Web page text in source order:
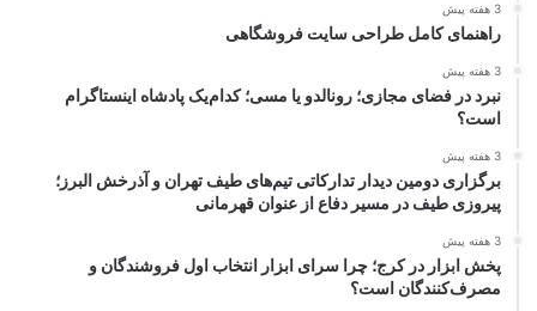
3 هفته پیش
راهنمای کامل طراحی سایت فروشگاهی
3 هفته پیش
نبرد در فضای مجازی؛ رونالدو یا مسی؛ کدام‌یک پادشاه اینستاگرام
است؟
3 هفته پیش
برگزاری دومین دیدار تدارکاتی تیم‌های طیف تهران و آذرخش البرز؛
پیروزی طیف در مسیر دفاع از عنوان قهرمانی
3 هفته پیش
پخش ابزار در کرج؛ چرا سرای ابزار انتخاب اول فروشندگان و
مصرف‌کنندگان است؟